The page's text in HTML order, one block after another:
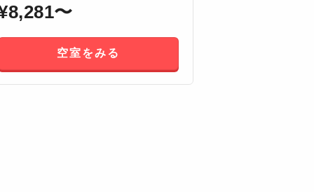
8,281〜
空室をみる